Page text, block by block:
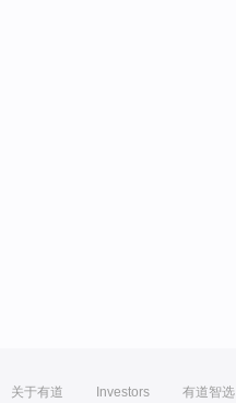
关于有道 Investors 有道智选